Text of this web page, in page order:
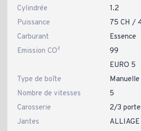
Cylindrée
1.2
Puissance
75 CH /
Carburant
Essence
Emission CO²
99
EURO 5
Type de boîte
Manuelle
Nombre de vitesses
5
Carosserie
2/3
Jantes
ALLIAGE